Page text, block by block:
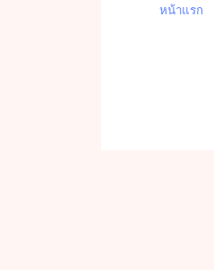
หน้าแรก